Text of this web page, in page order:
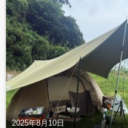
2025年8月10日